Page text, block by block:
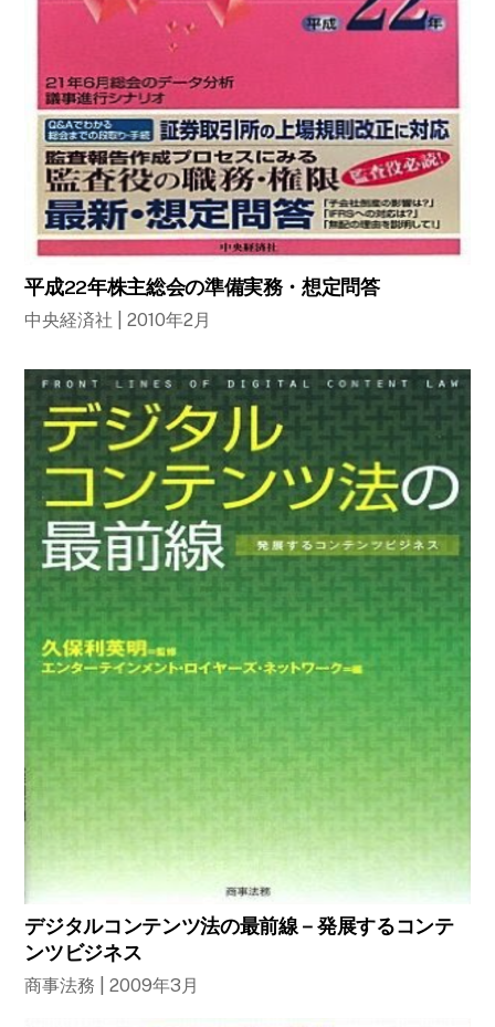
平成22年株主総会の準備実務・想定問答
中央経済社 | 2010年2月
デジタルコンテンツ法の最前線－発展するコンテ
ンツビジネス
商事法務 | 2009年3月